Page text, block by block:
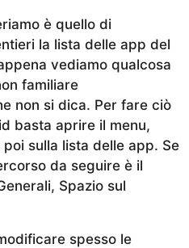
è quello di
la lista delle app del
vediamo qualcosa
familiare
non si dica. Per fare ciò
basta aprire il menu,
sulla lista delle app. Se
da seguire è il
Spazio sul
spesso le